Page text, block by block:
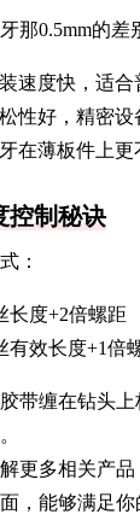
那0.5mm的差
装速度快，适
松性好，精密
在薄板件上更
控制秘诀
：
长度+2倍螺距
有效长度+1倍
带缠在钻头
更多相关产
，能够满足你